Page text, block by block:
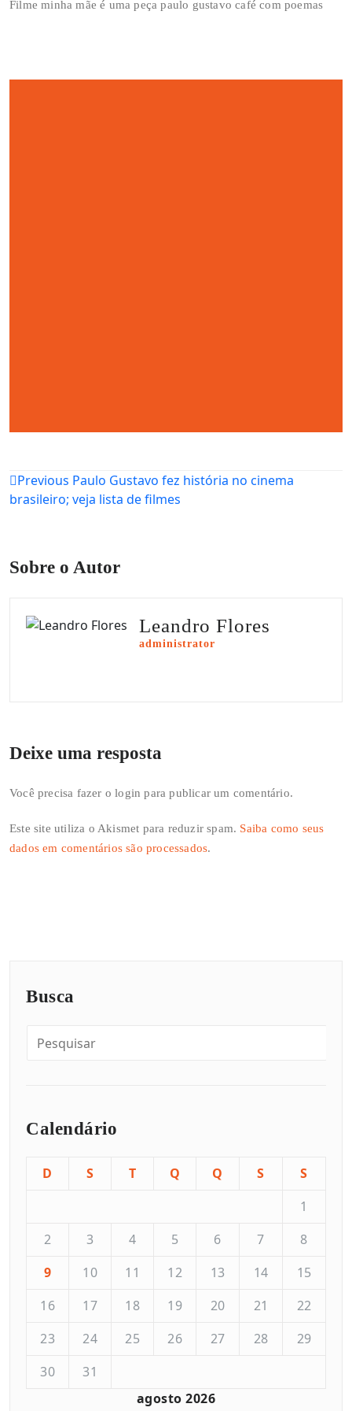
Filme minha mãe é uma peça paulo gustavo café com poemas
Navegação
de
Previous Paulo Gustavo fez história no cinema
brasileiro; veja lista de filmes
Sobre o Autor
Leandro Flores
administrator
Deixe uma resposta
Você precisa fazer ologin para publicar um comentário.
Este site utiliza o Akismet para reduzir spam. Saiba como seus
dados em comentários são processados.
Busca
Calendário
agosto 2026
D S T Q Q S
S
1
2
3 4 5 6 7
8
9
10 11 12 13 14
15
16
17 18 19 20 21
22
23
24 25 26 27 28
29
30
31